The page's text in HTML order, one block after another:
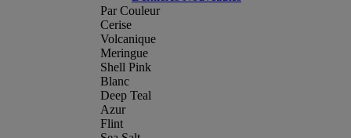
Par Couleur
Cerise
Volcanique
Meringue
Shell Pink
Blanc
Deep Teal
Azur
Flint